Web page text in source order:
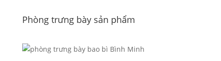
Phòng trưng bày sản phẩm